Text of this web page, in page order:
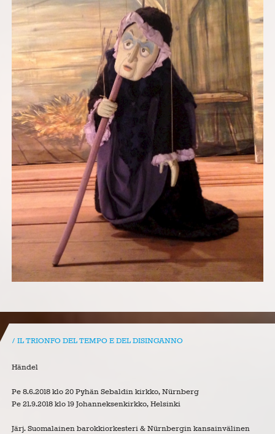
IL TRIONFO DEL TEMPO E DEL DISINGANNO
Händel
Pe 8.6.2018 klo 20 Pyhän Sebaldin kirkko, Nürnberg
Pe 21.9.2018 klo 19 Johanneksenkirkko, Helsinki
Järj. Suomalainen barokkiorkesteri & Nürnbergin kansainvälinen